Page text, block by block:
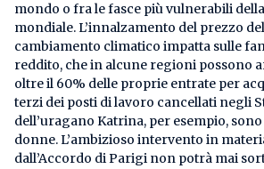
mondo o fra le fasce più vulnerabili
mondiale. L’innalzamento del prezzo
cambiamento climatico impatta sulle
reddito, che in alcune regioni possono
oltre il 60% delle proprie entrate per
terzi dei posti di lavoro cancellati negli
dell’uragano Katrina, per esempio,
donne. L’ambizioso intervento in
dall’Accordo di Parigi non potrà mai